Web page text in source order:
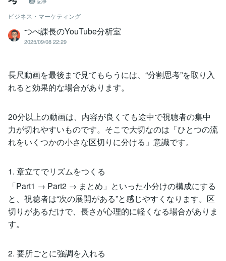
ビジネス・マーケティング
つべ課長のYouTube分析室
2025/09/08 22:29
長尺動画を最後まで見てもらうには、“分割思考”を取り入
れると効果的な場合があります。
20分以上の動画は、内容が良くても途中で視聴者の集中
力が切れやすいものです。そこで大切なのは「ひとつの流
れをいくつかの小さな区切りに分ける」意識です。
1. 章立てでリズムをつくる
「Part1 → Part2 → まとめ」といった小分けの構成にする
と、視聴者は“次の展開がある”と感じやすくなります。区
切りがあるだけで、長さが心理的に軽くなる場合がありま
す。
2. 要所ごとに強調を入れる